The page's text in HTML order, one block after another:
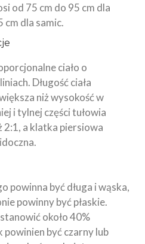
od 75 cm do 95 cm dla
cm dla samic.
ciało o
Długość ciała
niż wysokość w
i tylnej części tułowia
2:1, a klatka piersiowa
powinna być długa i wąska,
powinny być płaskie.
około 40%
powinien być czarny lub